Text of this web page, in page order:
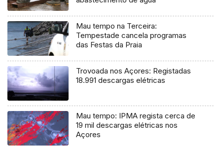
Mau tempo na Terceira:
Tempestade cancela programas
das Festas da Praia
Trovoada nos Açores: Registadas
18.991 descargas elétricas
Mau tempo: IPMA regista cerca de
19 mil descargas elétricas nos
Açores